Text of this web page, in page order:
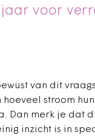
voor
van dit
stroom
Dan merk je dat
inzicht is in